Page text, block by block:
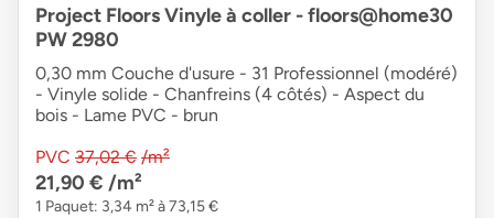
Project Floors Vinyle à coller - floors@home30
PW 2980
0,30 mm Couche d'usure - 31 Professionnel (modéré)
- Vinyle solide - Chanfreins (4 côtés) - Aspect du
bois - Lame PVC - brun
PVC 37,02 € /m²
21,90 € /m²
1 Paquet: 3,34 m² à 73,15 €